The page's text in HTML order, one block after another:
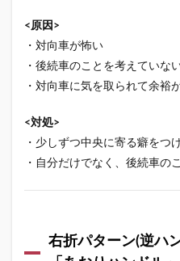
<原因>
・対向車が怖い
・後続車のことを考えていな
・対向車に気を取られて余裕
<対処>
・少しずつ中央に寄る癖をつ
・自分だけでなく、後続車の
右折パターン(逆ハ